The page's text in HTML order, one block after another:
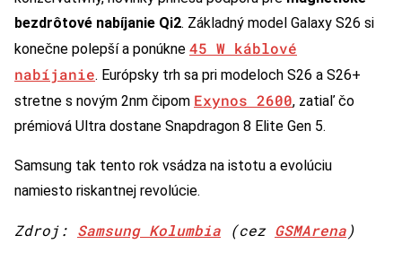
bezdrôtové nabíjanie Qi2. Základný model Galaxy S26 si
konečne polepší a ponúkne 45 W káblové
nabíjanie. Európsky trh sa pri modeloch S26 a S26+
stretne s novým 2nm čipom Exynos 2600, zatiaľ čo
prémiová Ultra dostane Snapdragon 8 Elite Gen 5.
Samsung tak tento rok vsádza na istotu a evolúciu
namiesto riskantnej revolúcie.
Zdroj: Samsung Kolumbia (cez GSMArena )